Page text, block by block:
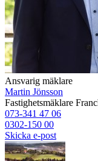
Ansvarig mäklare
Martin Jönsson
Fastighetsmäklare
073-341 47 06
0302-150 00
Skicka e-post